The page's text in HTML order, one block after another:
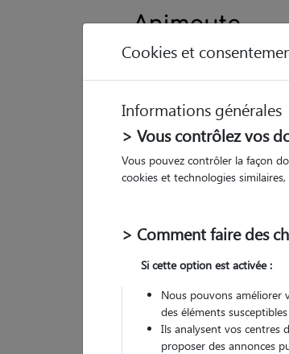
Cookies et
Informations générales
> Vous contrôlez vos
Vous pouvez contrôler la façon
cookies et technologies
> Comment faire des
Si cette option est activée :
Nous pouvons améliorer
des éléments
Ils analysent vos centres
proposer des annonces